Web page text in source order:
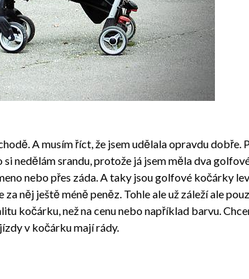
A musím říct, že jsem udělala opravdu
si nedělám srandu, protože já jsem měla dva
nebo přes záda. A taky jsou golfové kočárky
něj ještě méně peněz. Tohle ale už záleží ale
kočárku, než na cenu nebo například barvu.
v kočárku mají rády.